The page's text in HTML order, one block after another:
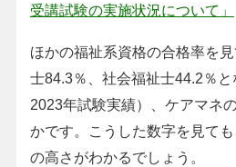
受講試験の実施状況について」
ほかの福祉系資格の合格率を
士84.3％、社会福祉士44.2％
2023年試験実績）、ケアマネ
かです。こうした数字を見て
の高さがわかるでしょう。